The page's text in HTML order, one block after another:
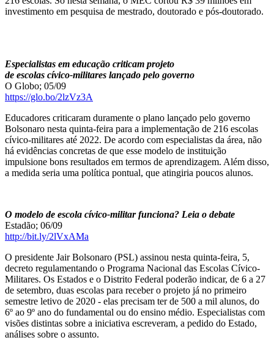
investimento em pesquisa de mestrado, doutorado e pós-doutorado.
Especialistas em educação criticam projeto
de escolas cívico-militares lançado pelo governo
O Globo; 05/09
https://glo.bo/2lzVz3A
Educadores criticaram duramente o plano lançado pelo governo
Bolsonaro nesta quinta-feira para a implementação de 216 escolas
cívico-militares até 2022. De acordo com especialistas da área, não
há evidências concretas de que esse modelo de instituição
impulsione bons resultados em termos de aprendizagem. Além disso,
a medida seria uma política pontual, que atingiria poucos alunos.
O modelo de escola cívico-militar funciona? Leia o debate
Estadão; 06/09
http://bit.ly/2lVxAMa
O presidente Jair Bolsonaro (PSL) assinou nesta quinta-feira, 5,
decreto regulamentando o Programa Nacional das Escolas Cívico-
Militares. Os Estados e o Distrito Federal poderão indicar, de 6 a 27
de setembro, duas escolas para receber o projeto já no primeiro
semestre letivo de 2020 - elas precisam ter de 500 a mil alunos, do
6º ao 9º ano do fundamental ou do ensino médio. Especialistas com
visões distintas sobre a iniciativa escreveram, a pedido do Estado,
análises sobre o assunto.